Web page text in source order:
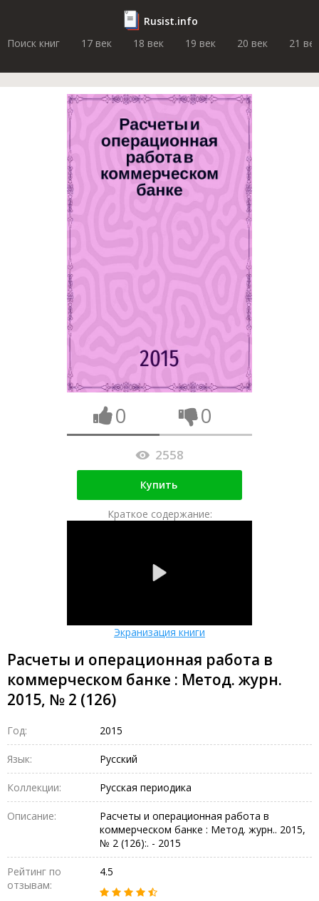
Rusist.info
Поиск книг
17 век 18 век 19 век 20 век 21 век
0 0
2558
Купить
Краткое содержание:
Экранизация книги
Расчеты и операционная работа в
коммерческом банке : Метод. журн.
2015, № 2 (126)
Год: 2015
Язык: Русский
Коллекции: Русская периодика
Описание:
Расчеты и операционная работа в
коммерческом банке : Метод. журн.. 2015,
№ 2 (126):. - 2015
Рейтинг по
отзывам:
4.5